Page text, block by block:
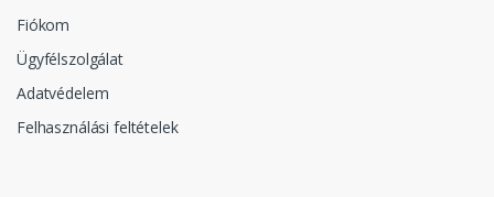
Fiókom
Ügyfélszolgálat
Adatvédelem
Felhasználási feltételek